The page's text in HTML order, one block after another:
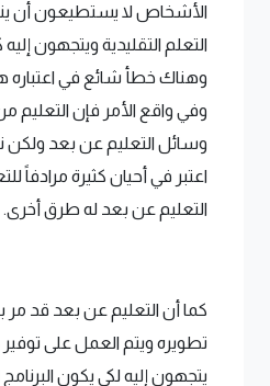
الأشخاص لا يستطيعون أن
التعلم التقليدية ويتجهون
وهناك خطأ شائع في اعتباره هو
وفي واقع الأمر فإن التعليم
وسائل التعليم عن بعد ولكن
اعتبر في أحيان كثيرة مرادفاً
التعليم عن بعد له طرق أخرى.
كما أن التعليم عن بعد قد مر
تطويره ويتم العمل على
يتجهون إليه لكي يكون البرنامج